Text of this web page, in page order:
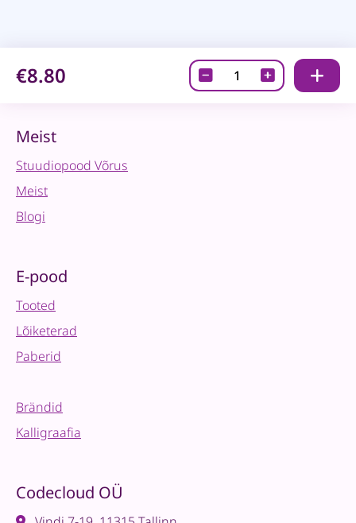
€8.80
Universaalne
liim
Meist
Stuudiopood Võrus
Meist
Blogi
E-pood
Tooted
Lõiketerad
Paberid
Brändid
Kalligraafia
Codecloud OÜ